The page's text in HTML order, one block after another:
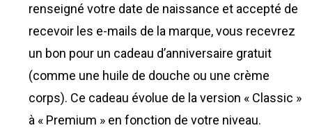
renseigné votre date de naissance et accepté de
recevoir les e-mails de la marque, vous recevrez
un bon pour un cadeau d’anniversaire gratuit
(comme une huile de douche ou une crème
corps). Ce cadeau évolue de la version « Classic »
à « Premium » en fonction de votre niveau.